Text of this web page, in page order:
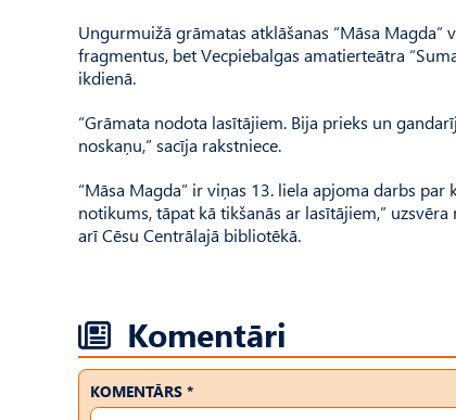
Ungurmuižā grāmatas atklāšanas “Māsa
fragmentus, bet Vecpiebalgas amatierteātra
ikdienā.
“Grāmata nodota lasītājiem. Bija prieks un
noskaņu,” sacīja rakstniece.
“Māsa Magda” ir viņas 13. liela apjoma darbs
notikums, tāpat kā tikšanās ar lasītājiem,”
arī Cēsu Centrālajā bibliotēkā.
Komentāri
KOMENTĀRS *